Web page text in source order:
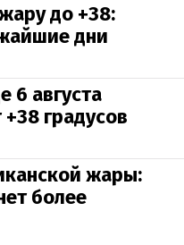
до +38:
дни
6 августа
градусов
жары:
более